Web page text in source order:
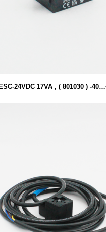
24VDC 17VA , ( 801030 ) -